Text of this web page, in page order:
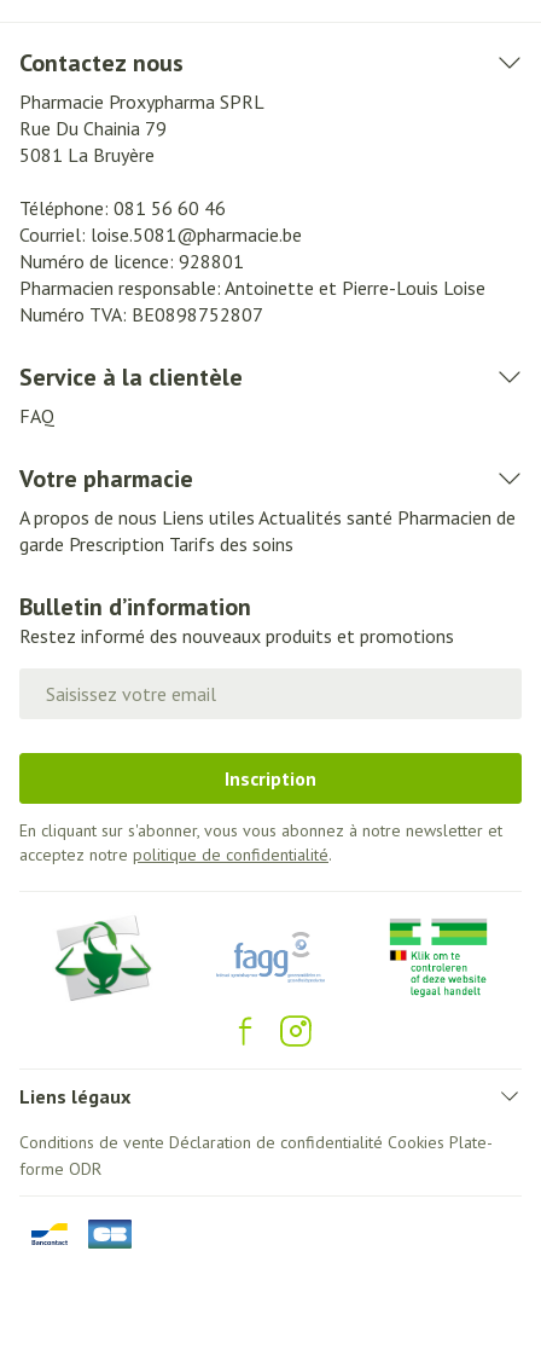
Contactez nous
Pharmacie Proxypharma SPRL
Rue Du Chainia 79
5081 La Bruyère
Téléphone: 081 56 60 46
Courriel: loise.5081@pharmacie.be
Numéro de licence: 928801
Pharmacien responsable: Antoinette et Pierre-Louis Loise
Numéro TVA: BE0898752807
Service à la clientèle
FAQ
Votre pharmacie
A propos de nous Liens utiles Actualités santé Pharmacien de
garde Prescription Tarifs des soins
Bulletin d’information
Restez informé des nouveaux produits et promotions
Inscription
En cliquant sur s'abonner, vous vous abonnez à notre newsletter et
acceptez notre politique de confidentialité.
Liens légaux
Conditions de vente Déclaration de confidentialité Cookies Plate-
forme ODR